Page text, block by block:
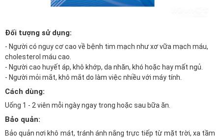
Đối tượng sử dụng:
- Người có nguy cơ cao về bệnh tim mạch như xơ vữa mạch máu,
cholesterol máu cao.
- Người cao huyết áp, khô khớp, da nhăn, khó hoặc hay mất ngủ.
- Người mỏi mắt, khô mắt do làm việc nhiều với máy tính.
Cách dùng:
Uống 1 - 2 viên mỗi ngày ngay trong hoặc sau bữa ăn.
Bảo quản:
Bảo quản nơi khô mát, tránh ánh nắng trực tiếp từ mặt trời, xa tầm